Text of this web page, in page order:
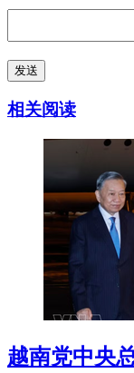
发送
相关阅读
越南党中央